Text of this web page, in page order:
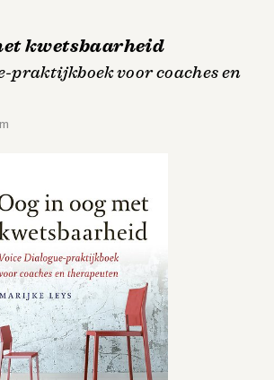
kwetsbaarheid
praktijkboek voor coaches en